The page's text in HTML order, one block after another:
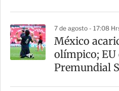
7 de agosto - 17:08
México
olímpico;
Premundial